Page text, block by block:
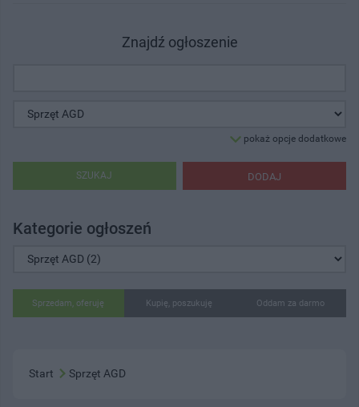
Znajdź ogłoszenie
pokaż opcje dodatkowe
DODAJ
SZUKAJ
Kategorie ogłoszeń
Sprzedam, oferuję Kupię, poszukuję Oddam za darmo
Start Sprzęt AGD